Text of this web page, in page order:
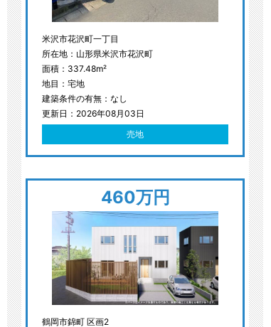
米沢市花沢町一丁目
所在地：山形県米沢市花沢町
面積：337.48m²
地目：宅地
建築条件の有無：なし
更新日：2026年08月03日
売地
460万円
鶴岡市錦町 区画2